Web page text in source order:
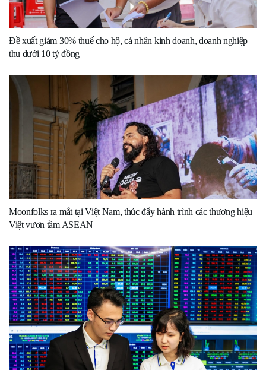
Đề xuất giảm 30% thuế cho hộ, cá nhân kinh doanh, doanh nghiệp
thu dưới 10 tỷ đồng
Moonfolks ra mắt tại Việt Nam, thúc đẩy hành trình các thương hiệu
Việt vươn tầm ASEAN